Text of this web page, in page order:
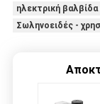
ηλεκτρική
Σωληνοειδές -